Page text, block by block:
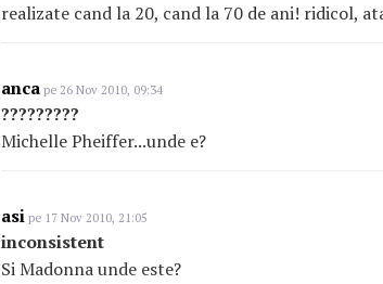
realizate cand la 20, cand la 70 de ani! ridicol,
anca pe 26 Nov 2010, 09:34
?????????
Michelle Pheiffer...unde e?
asi pe 17 Nov 2010, 21:05
inconsistent
Si Madonna unde este?